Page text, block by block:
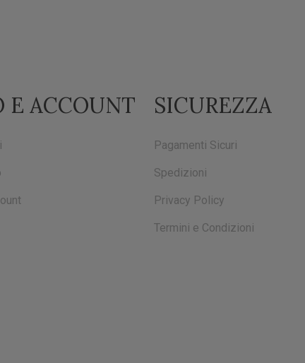
E ACCOUNT SICUREZZA
Pagamenti Sicuri
Spedizioni
Privacy Policy
Termini e Condizioni